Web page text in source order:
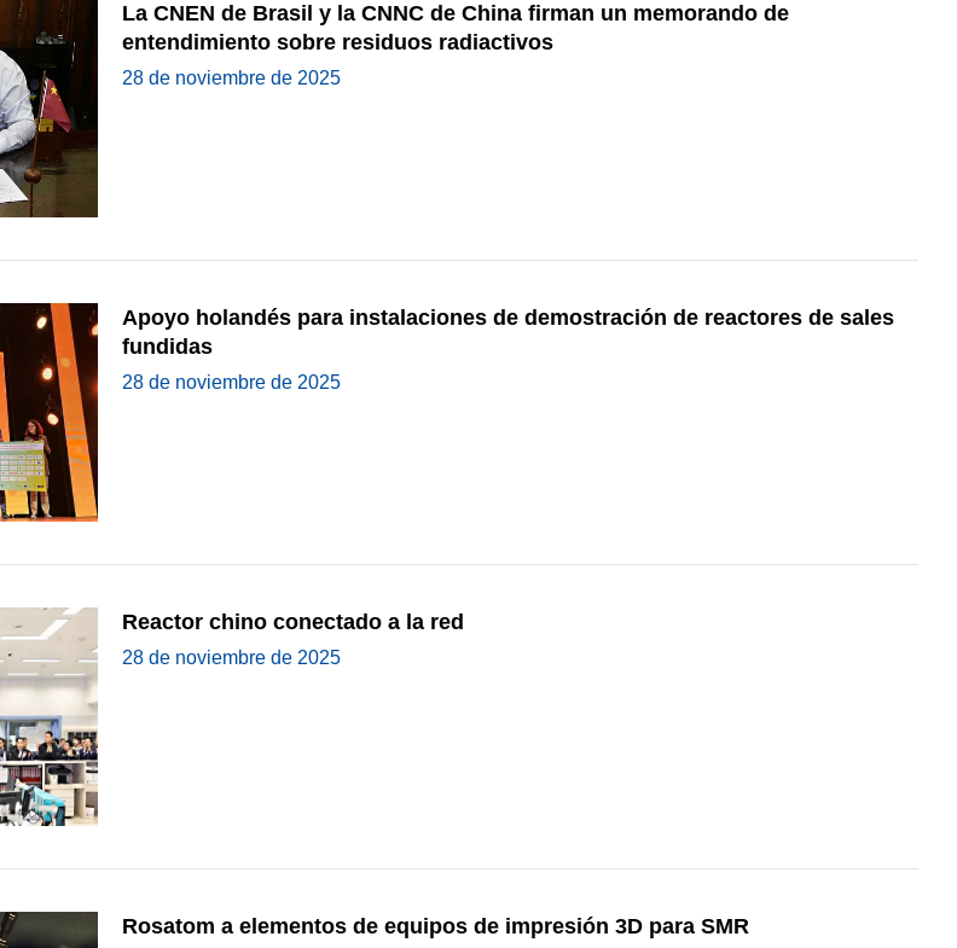
La CNEN de Brasil y la CNNC de China firman un memorando de
entendimiento sobre residuos radiactivos
28 de noviembre de 2025
Apoyo holandés para instalaciones de demostración de reactores de sales
fundidas
28 de noviembre de 2025
Reactor chino conectado a la red
28 de noviembre de 2025
Rosatom a elementos de equipos de impresión 3D para SMR